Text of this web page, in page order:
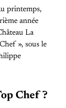
printemps,
année
La
», sous le
Chef ?